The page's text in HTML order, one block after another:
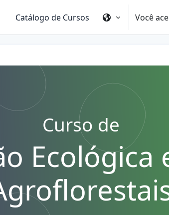
Catálogo de Cursos Você
Curso de
Ecológica